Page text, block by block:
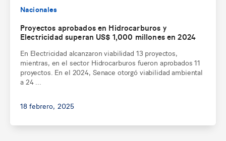
Nacionales
Proyectos aprobados en Hidrocarburos y
Electricidad superan US$ 1,000 millones en 2024
En Electricidad alcanzaron viabilidad 13 proyectos,
mientras, en el sector Hidrocarburos fueron aprobados 11
proyectos. En el 2024, Senace otorgó viabilidad ambiental
a 24 ...
18 febrero, 2025